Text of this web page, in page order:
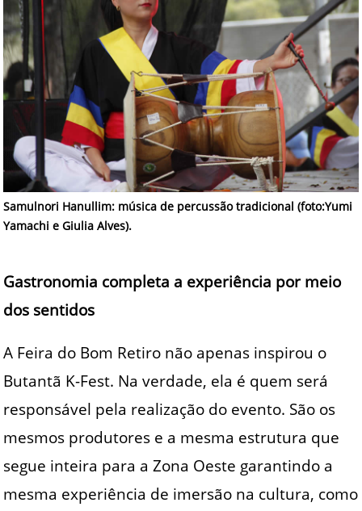
Samulnori Hanullim: música de percussão tradicional (foto:Yumi
Yamachi e Giulia Alves).
Gastronomia completa a experiência por meio
dos sentidos
A Feira do Bom Retiro não apenas inspirou o
Butantã K-Fest. Na verdade, ela é quem será
responsável pela realização do evento. São os
mesmos produtores e a mesma estrutura que
segue inteira para a Zona Oeste garantindo a
mesma experiência de imersão na cultura, como